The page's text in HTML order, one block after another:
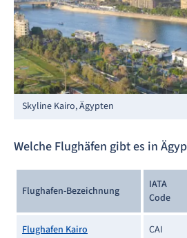
Skyline Kairo, Ägypten
Welche Flughäfen gibt es in
Flughafen-Bezeichnung
IATA
Code
Flughafen Kairo CAI